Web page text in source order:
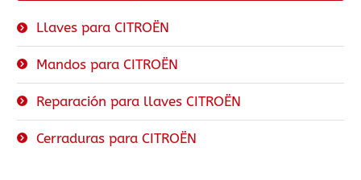
Llaves para CITROËN
Mandos para CITROËN
Reparación para llaves CITROËN
Cerraduras para CITROËN